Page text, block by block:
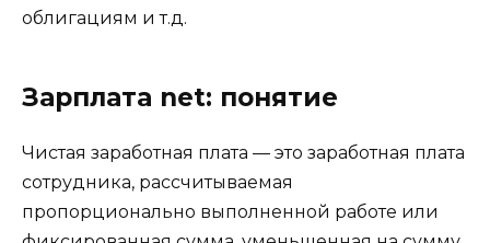
облигациям и т.д.
Зарплата net: понятие
Чистая заработная плата — это заработная плата
сотрудника, рассчитываемая
пропорционально выполненной работе или